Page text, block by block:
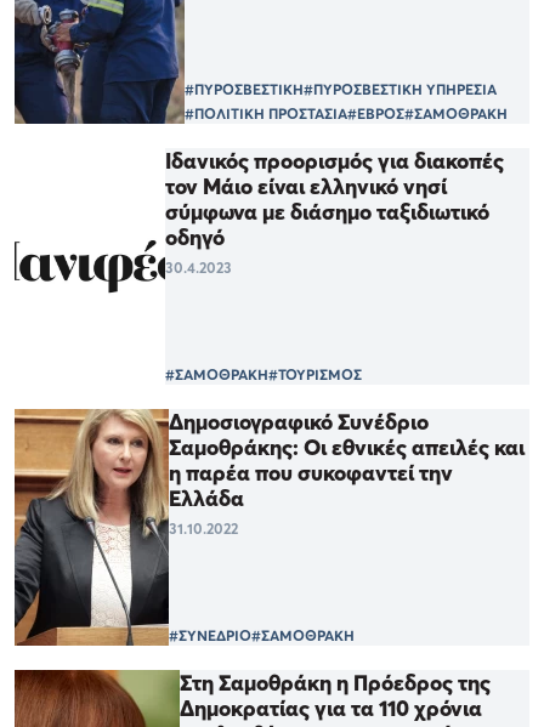
#ΠΥΡΟΣΒΕΣΤΙΚΗ#ΠΥΡΟΣΒΕΣΤΙΚΗ ΥΠΗΡΕΣΙΑ
#ΠΟΛΙΤΙΚΗ ΠΡΟΣΤΑΣΙΑ#ΕΒΡΟΣ#ΣΑΜΟΘΡΑΚΗ
Iδανικός προορισμός για διακοπές
τον Μάιο είναι ελληνικό νησί
σύμφωνα με διάσημο ταξιδιωτικό
οδηγό
30.4.2023
#ΣΑΜΟΘΡΑΚΗ#ΤΟΥΡΙΣΜΟΣ
Δημοσιογραφικό Συνέδριο
Σαμοθράκης: Οι εθνικές απειλές και
η παρέα που συκοφαντεί την
Ελλάδα
31.10.2022
#ΣΥΝΕΔΡΙΟ#ΣΑΜΟΘΡΑΚΗ
Στη Σαμοθράκη η Πρόεδρος της
Δημοκρατίας για τα 110 χρόνια